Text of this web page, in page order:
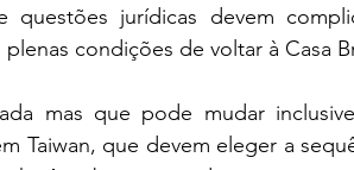
questões jurídicas devem
condições de voltar à Casa
mas que pode mudar
Taiwan, que devem eleger a